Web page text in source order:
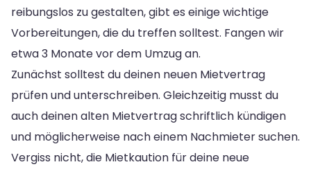
reibungslos zu gestalten, gibt es einige wichtige
Vorbereitungen, die du treffen solltest. Fangen wir
etwa 3 Monate vor dem Umzug an.
Zunächst solltest du deinen neuen Mietvertrag
prüfen und unterschreiben. Gleichzeitig musst du
auch deinen alten Mietvertrag schriftlich kündigen
und möglicherweise nach einem Nachmieter suchen.
Vergiss nicht, die Mietkaution für deine neue